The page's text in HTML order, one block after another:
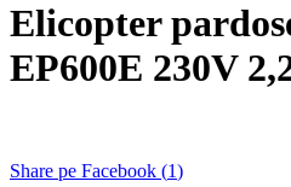
Elicopter
EP600E 230V
Share pe Facebook (1)